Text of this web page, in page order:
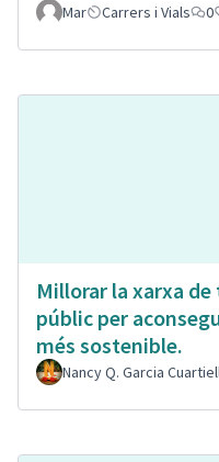
Mar
Carrers i Vials 0
Millorar la xarxa
públic per
més sostenible.
Nancy Q. Garcia